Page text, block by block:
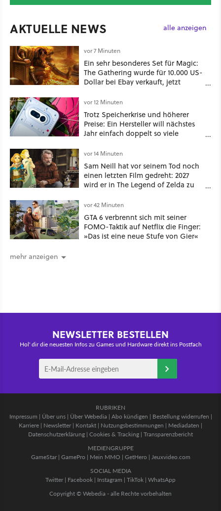
AKTUELLE NEWS alle anzeigen
vor 7 Minuten
Ein sehr besonderes Set für Magic:
The Gathering wurde für 10.000 US-
Dollar bei Ebay verkauft, jetzt
vor 12 Minuten
Trotz Speicherkrise und höherer
Preise: Ein Hersteller will nächstes
Jahr einfach doppelt so viele
bringen
vor 14 Minuten
Sam Neill hat vor seinem Tod noch
einen letzten Film gedreht: 2027
wird er in The Legend of Zelda zu
vor 42 Minuten
GTA 6 verbrennt sich mit seiner
FOMO-Taktik auf Netflix die Finger:
»Das ist eine neue Stufe von Gier«
mehr anzeigen
NEWSLETTER BESTELLEN
Hol' dir die neuesten Infos zu Games und Hardware direkt ins Postfach
RUBRIKEN
Impressum | Über uns| Über Webedia | Abo kündigen | Bestellung widerrufen |
Karriere | Newsletter | Kontakt | Nutzungsbestimmungen | Mediadaten |
Datenschutzerklärung | Cookies & Tracking | Transparenzbericht
MEDIENGRUPPE
GameStar| GamePro | Mein MMO | GetHero | Jeuxvideo.com
SOCIAL MEDIA
Twitter | Facebook | Instagram | TikTok | WhatsApp
Copyright © Webedia - alle Rechte vorbehalten